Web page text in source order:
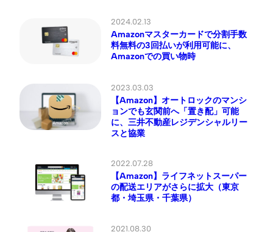
2024.02.13
Amazonマスターカードで分割手数
料無料の3回払いが利用可能に、
Amazonでの買い物時
2023.03.03
【Amazon】オートロックのマンシ
ョンでも玄関前へ「置き配」可能
に、三井不動産レジデンシャルリー
スと協業
2022.07.28
【Amazon】ライフネットスーパー
の配送エリアがさらに拡大（東京
都・埼玉県・千葉県）
2021.08.30